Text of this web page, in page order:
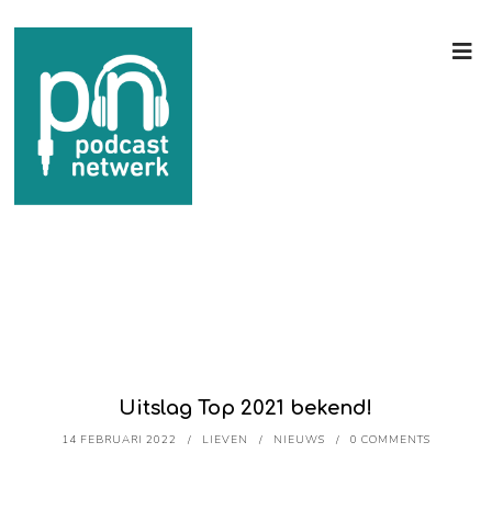
Uitslag Top 2021 bekend!
14 FEBRUARI 2022 LIEVEN NIEUWS 0 COMMENTS